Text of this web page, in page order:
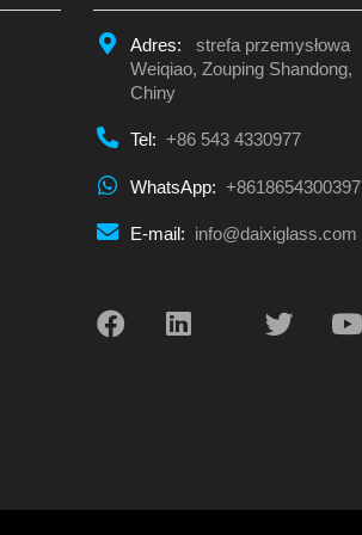
Adres:
strefa przemysłowa
Weiqiao, Zouping Shandong,
Chiny
Tel: +86 543 4330977
WhatsApp: +8618654300397
E-mail: info@daixiglass.com